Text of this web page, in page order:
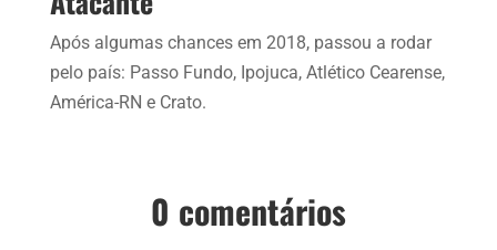
Após algumas chances em 2018, passou a rodar
pelo país: Passo Fundo, Ipojuca, Atlético Cearense,
América-RN e Crato.
0 comentários